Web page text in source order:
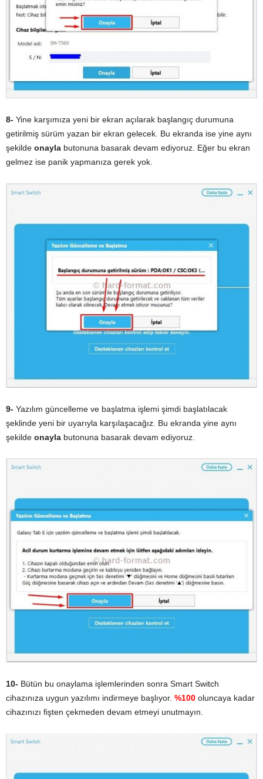
8- Yine karşımıza yeni bir ekran açılarak başlangıç durumuna
getirilmiş sürüm yazan bir ekran gelecek. Bu ekranda ise yine aynı
şekilde onayla butonuna basarak devam ediyoruz. Eğer bu ekran
gelmez ise panik yapmanıza gerek yok.
9- Yazılım güncelleme ve başlatma işlemi şimdi başlatılacak
şeklinde yeni bir uyarıyla karşılaşacağız. Bu ekranda yine aynı
şekilde onayla butonuna basarak devam ediyoruz.
10- Bütün bu onaylama işlemlerinden sonra Smart Switch
cihazınıza uygun yazılımı indirmeye başlıyor. %100 oluncaya kadar
cihazınızı fişten çekmeden devam etmeyi unutmayın.